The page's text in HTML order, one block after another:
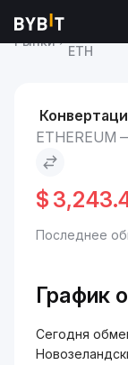
Рынки
ETH
$
Последнее
График
Сегодня